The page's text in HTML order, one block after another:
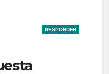
RESPONDER